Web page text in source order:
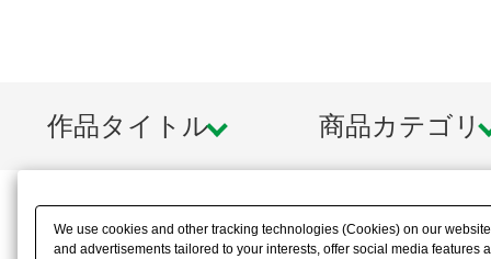
作品タイトル 商品カテゴリ
We use cookies and other tracking technologies (Cookies) on our
and advertisements tailored to your interests, offer social media features